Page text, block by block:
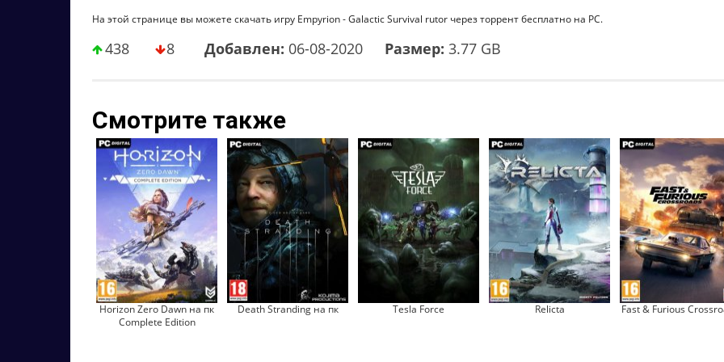
На этой странице вы можете скачать игру Empyrion - Galactic Survival rutor через торрент бесплатно на PC.
438 8 Добавлен: 06-08-2020 Размер: 3.77 GB
Смотрите также
Horizon Zero Dawn на пк
Complete Edition
Death Stranding на пк Tesla Force Relicta Fast & Furious